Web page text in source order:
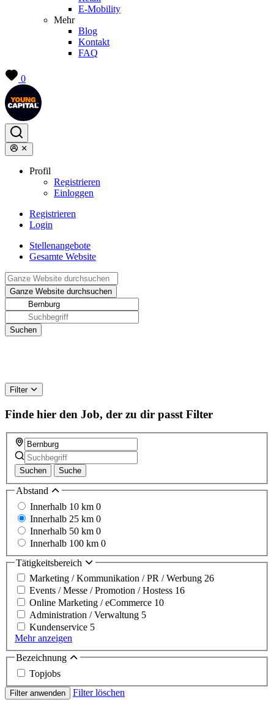
E-Mobility
Mehr
Blog
Kontakt
FAQ
0
Profil
Registrieren
Einloggen
Registrieren
Login
Stellenangebote
Gesamte Website
Filter
Finde hier den Job, der zu dir passt Filter
Suchen Suche
Abstand
Innerhalb 10 km 0
Innerhalb 25 km 0
Innerhalb 50 km 0
Innerhalb 100 km 0
Tätigkeitsbereich
Marketing / Kommunikation / PR / Werbung 26
Events / Messe / Promotion / Hostess 16
Online Marketing / eCommerce 10
Administration / Verwaltung 5
Kundenservice 5
Mehr anzeigen
Bezeichnung
Topjobs
Filter anwenden Filter löschen